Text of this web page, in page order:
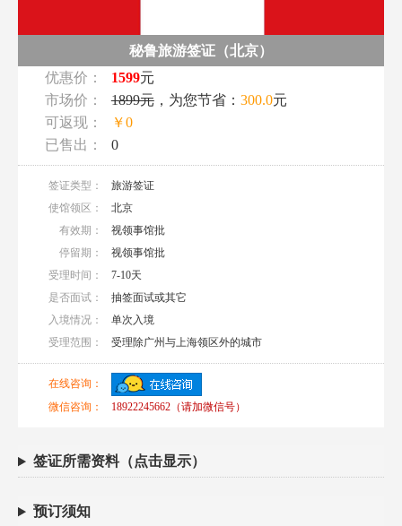
秘鲁旅游签证（北京）
优惠价：
1599元
市场价：
1899元，为您节省： 300.0元
可返现：
￥0
已售出：
0
签证类型：
旅游签证
使馆领区：
北京
有效期：
视领事馆批
停留期：
视领事馆批
受理时间：
7-10天
是否面试：
抽签面试或其它
入境情况：
单次入境
受理范围：
受理除广州与上海领区外的城市
在线咨询：
微信咨询：
18922245662（请加微信号）
签证所需资料（点击显示）
预订须知